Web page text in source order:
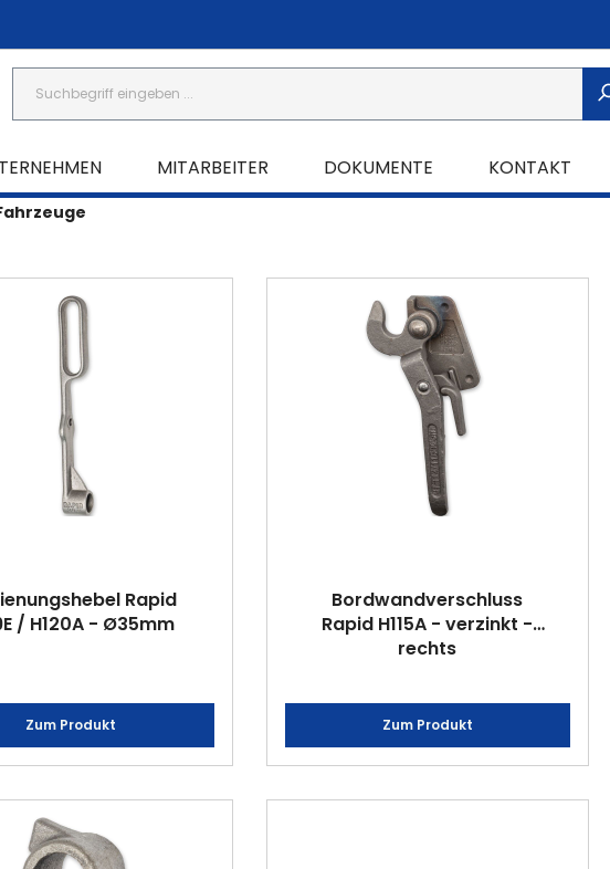
MITARBEITER DOKUMENTE KONTAKT
Rapid
/ H120A - Ø35mm
Zum Produkt
Bordwandverschluss
Rapid H115A - verzinkt -
rechts
Zum Produkt